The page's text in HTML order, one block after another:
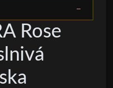
Rose